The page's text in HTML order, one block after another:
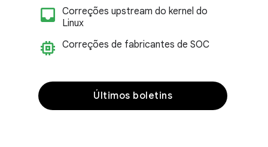
inbox_customize
Correções upstream do kernel do
Linux
memory Correções de fabricantes de SOC
Últimos boletins